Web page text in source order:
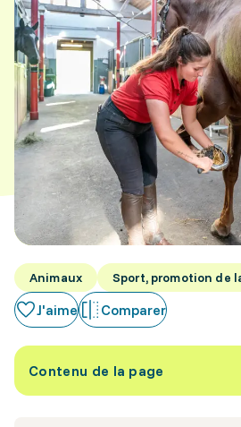
Animaux Sport, promotion de
J'aime Comparer
Contenu de la page